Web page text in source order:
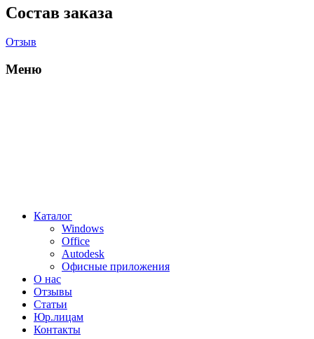
Состав заказа
Отзыв
Меню
Каталог
Windows
Office
Autodesk
Офисные приложения
О нас
Отзывы
Статьи
Юр.лицам
Контакты